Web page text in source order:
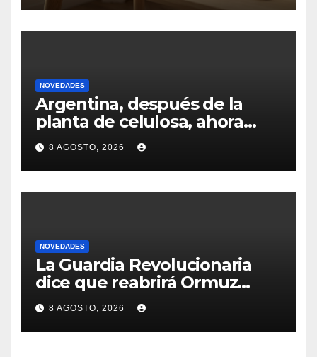
Anthropic
NOVEDADES
Argentina, después de la
planta de celulosa, ahora
busca cerrar la inversión por
un nuevo aserradero
8 AGOSTO, 2026
NOVEDADES
La Guardia Revolucionaria
dice que reabrirá Ormuz
cuando EEUU acepte
condiciones de Irán
8 AGOSTO, 2026